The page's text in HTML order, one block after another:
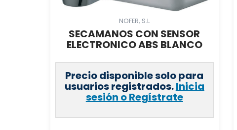
NOFER, S.L
SECAMANOS CON SENSOR
ELECTRONICO ABS BLANCO
Precio disponible solo para
usuarios registrados.Inicia
sesión o Regístrate